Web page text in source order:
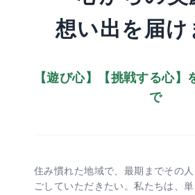
想い出を届け
【遊び心】【挑戦する心】
で
住み慣れた地域で、最期までその
ごしていただきたい。私たちは、